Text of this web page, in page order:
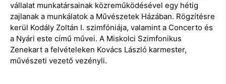
vállalat munkatársainak közreműködésével egy hétig
zajlanak a munkálatok a Művészetek Házában. Rögzítésre
kerül Kodály Zoltán I. szimfóniája, valamint a Concerto és
a Nyári este című művei. A Miskolci Szimfonikus
Zenekart a felvételeken Kovács László karmester,
művészeti vezető vezényli.